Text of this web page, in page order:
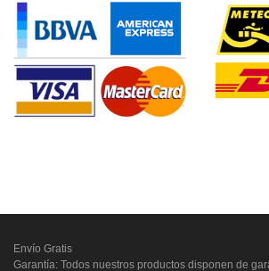
Envío Gratis
Garantía: Todos nuestros productos disponen de